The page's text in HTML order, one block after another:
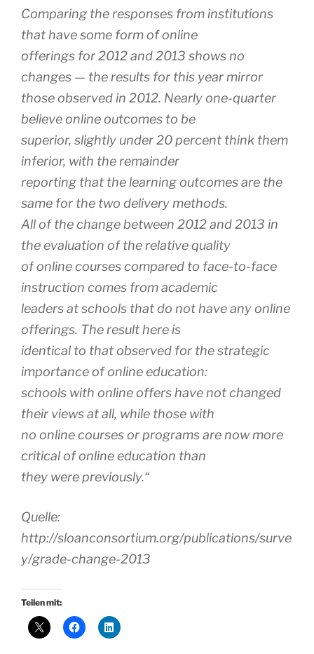
Comparing the responses from institutions
that have some form of online
offerings for 2012 and 2013 shows no
changes — the results for this year mirror
those observed in 2012. Nearly one-quarter
believe online outcomes to be
superior, slightly under 20 percent think them
inferior, with the remainder
reporting that the learning outcomes are the
same for the two delivery methods.
All of the change between 2012 and 2013 in
the evaluation of the relative quality
of online courses compared to face-to-face
instruction comes from academic
leaders at schools that do not have any online
offerings. The result here is
identical to that observed for the strategic
importance of online education:
schools with online offers have not changed
their views at all, while those with
no online courses or programs are now more
critical of online education than
they were previously.“
Quelle:
http://sloanconsortium.org/publications/surve
y/grade-change-2013
Teilen mit: